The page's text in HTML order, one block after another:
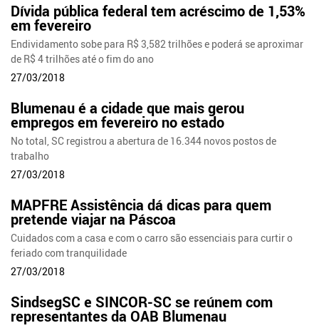
Dívida pública federal tem acréscimo de 1,53%
em fevereiro
Endividamento sobe para R$ 3,582 trilhões e poderá se aproximar
de R$ 4 trilhões até o fim do ano
27/03/2018
Blumenau é a cidade que mais gerou
empregos em fevereiro no estado
No total, SC registrou a abertura de 16.344 novos postos de
trabalho
27/03/2018
MAPFRE Assistência dá dicas para quem
pretende viajar na Páscoa
Cuidados com a casa e com o carro são essenciais para curtir o
feriado com tranquilidade
27/03/2018
SindsegSC e SINCOR-SC se reúnem com
representantes da OAB Blumenau